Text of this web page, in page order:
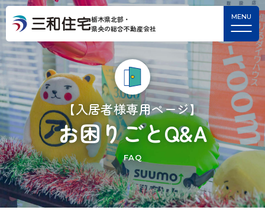
栃木県北部・
県央の総合不動産会社
【入居者様専用ページ】
お困りごとQ&A
FAQ